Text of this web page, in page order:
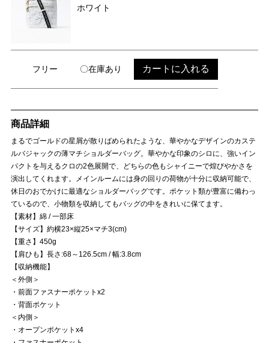
ホワイト
フリー 〇在庫あり カートに入れる
商品詳細
まるでゴールドの星屑が散りばめられたような、華やかなデザインのカステ
ルバジャックの薄マチショルダーバッグ。華やかな印象のシロに、強いイン
パクトを与えるクロの2色展開で、どちらの色もシャイニーで煌びやかさを
演出してくれます。メインルームには身の回りの荷物が十分に収納可能で、
休日のおでかけに最適なショルダーバッグです。ポケット類が豊富に備わっ
ているので、小物類を収納してもバッグの中をきれいに保てます。
【素材】綿 / 一部床
【サイズ】約横23×縦25×マチ3(cm)
【重さ】450g
【肩ひも】長さ:68～126.5cm / 幅:3.8cm
【収納機能】
＜外側＞
・前面ファスナーポケットx2
・背面ポケット
＜内側＞
・オープンポケットx4